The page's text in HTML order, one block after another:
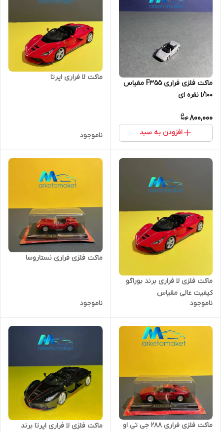
ماکت فلزی فراری F355 مقیاس
۱/۱۰۰ نقره ای
800,000
افزودن به سبد
ماکت لا فراری اپرتا
ناموجود
ماکت فلزی لا فراری برند بوراگو
کیفیت عالی مقیاس
ناموجود
ماکت فلزی فراری نستاروسا
ناموجود
ماکت فلزی فراری ۲۸۸ جی تی او
ماکت فلزی لا فراری اپرتا برند